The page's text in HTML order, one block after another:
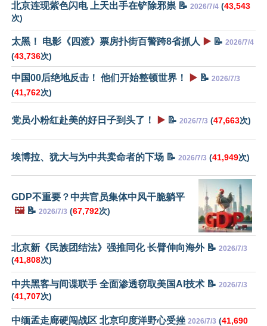
北京连现紫色闪电 上天出手在铲除邪祟 📝 2026/7/4 (43,543
次)
太黑！ 电影《四渡》票房扑街百警跨8省抓人 ▶️ 📝 2026/7/4
(43,736次)
中国00后绝地反击！ 他们开始整顿世界！ ▶️ 📝 2026/7/3
(41,762次)
党员小粉红赴美的好日子到头了！ ▶️ 📝 2026/7/3 (47,663次)
埃博拉、犹大与为中共卖命者的下场 📝 2026/7/3 (41,949次)
GDP不重要？中共官员集体中风干脆躺平
🖼️📝 2026/7/3 (67,792次)
北京新《民族团结法》强推同化 长臂伸向海外 📝 2026/7/3
(41,808次)
中共黑客与间谍联手 全面渗透窃取美国AI技术 📝 2026/7/3
(41,707次)
中缅孟走廊硬闯战区 北京印度洋野心受挫 2026/7/3 (41,690